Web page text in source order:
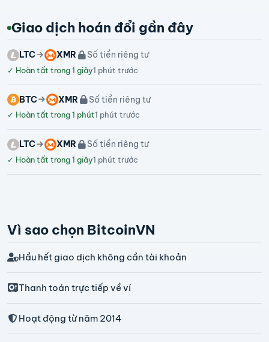
Giao dịch hoán đổi gần đây
LTC XMR Số tiền riêng tư
✓ Hoàn tất trong 1 giây1 phút trước
BTC XMR Số tiền riêng tư
✓ Hoàn tất trong 1 phút1 phút trước
LTC XMR Số tiền riêng tư
✓ Hoàn tất trong 1 giây1 phút trước
Vì sao chọn BitcoinVN
Hầu hết giao dịch không cần tài khoản
Thanh toán trực tiếp về ví
Hoạt động từ năm 2014